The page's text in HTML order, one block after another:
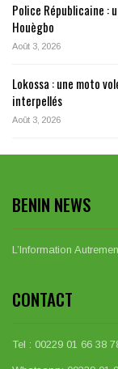
Police Républicaine :
Houègbo
Août 3, 2026
Lokossa : une moto
interpellés
Août 3, 2026
BENIN NEWS
L’Information
CONTACT
Tel : 00229 01 66 38